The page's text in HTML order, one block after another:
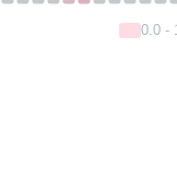
0.0 -